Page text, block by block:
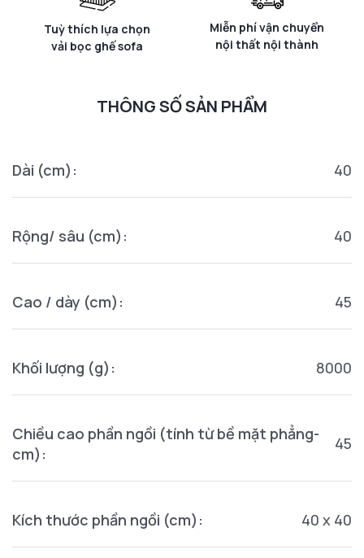
Tuỳ thích lựa chọn
vải bọc ghế sofa
Miễn phí vận chuyển
nội thất nội thành
THÔNG SỐ SẢN PHẨM
Dài (cm): 40
Rộng/ sâu (cm): 40
Cao / dày (cm): 45
Khối lượng (g): 8000
Chiều cao phần ngồi (tính từ bề mặt phẳng-
cm):
45
Kích thước phần ngồi (cm): 40 x 40